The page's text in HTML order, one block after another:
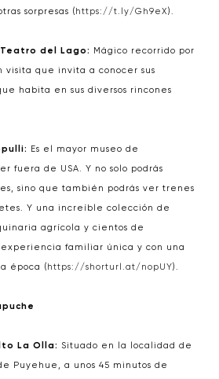
sorpresas (https://t.ly/Gh9eX).
del Lago: Mágico recorrido por
visita que invita a conocer sus
habita en sus diversos rincones
Es el mayor museo de
fuera de USA. Y no solo podrás
sino que también podrás ver trenes
Y una increíble colección de
agrícola y cientos de
familiar única y con una
época (https://shorturl.at/nopUY).
La Olla: Situado en la localidad de
Puyehue, a unos 45 minutos de